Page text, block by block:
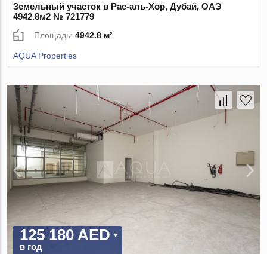
Земельный участок в Рас-аль-Хор, Дубай, ОАЭ
4942.8м2 № 721779
Площадь:4942.8 м²
AQUA Properties
125 180 AED
в год